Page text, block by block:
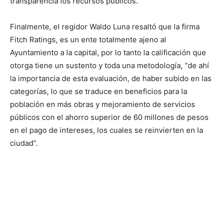
Finalmente, el regidor Waldo Luna resaltó que la firma
Fitch Ratings, es un ente totalmente ajeno al
Ayuntamiento a la capital, por lo tanto la calificación que
otorga tiene un sustento y toda una metodología, “de ahí
la importancia de esta evaluación, de haber subido en las
categorías, lo que se traduce en beneficios para la
población en más obras y mejoramiento de servicios
públicos con el ahorro superior de 60 millones de pesos
en el pago de intereses, los cuales se reinvierten en la
ciudad”.